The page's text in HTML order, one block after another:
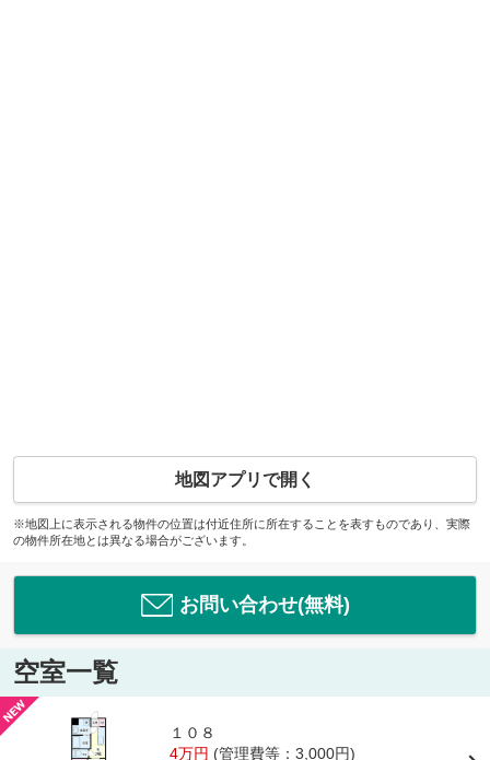
地図アプリで開く
※地図上に表示される物件の位置は付近住所に所在することを表すものであり、実際
の物件所在地とは異なる場合がございます。
お問い合わせ(無料)
空室一覧
１０８
4万円 (管理費等：3,000円)